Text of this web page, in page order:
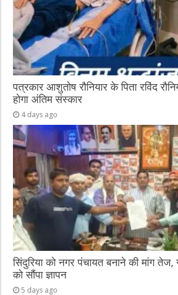
पत्रकार आशुतोष रौनियार के पिता रविंद
होगा अंतिम संस्कार
4 days ago
सिंदुरिया को नगर पंचायत बनाने की मांग तेज,
को सौंपा ज्ञापन
5 days ago